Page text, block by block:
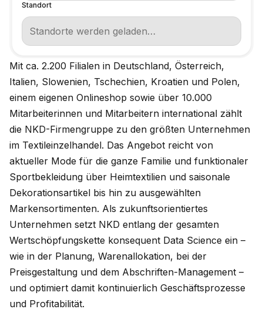
Mit ca. 2.200 Filialen in Deutschland, Österreich,
Italien, Slowenien, Tschechien, Kroatien und Polen,
einem eigenen Onlineshop sowie über 10.000
Mitarbeiterinnen und Mitarbeitern international zählt
die NKD-Firmengruppe zu den größten Unternehmen
im Textileinzelhandel. Das Angebot reicht von
aktueller Mode für die ganze Familie und funktionaler
Sportbekleidung über Heimtextilien und saisonale
Dekorationsartikel bis hin zu ausgewählten
Markensortimenten. Als zukunftsorientiertes
Unternehmen setzt NKD entlang der gesamten
Wertschöpfungskette konsequent Data Science ein –
wie in der Planung, Warenallokation, bei der
Preisgestaltung und dem Abschriften-Management –
und optimiert damit kontinuierlich Geschäftsprozesse
und Profitabilität.
Standort